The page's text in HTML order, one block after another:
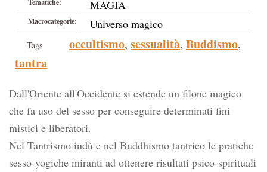
Tematiche: MAGIA
Macrocategorie: Universo magico
Tags occultismo, sessualità, Buddismo,
tantra
Dall'Oriente all'Occidente si estende un filone magico
che fa uso del sesso per conseguire determinati fini
mistici e liberatori.
Nel Tantrismo indù e nel Buddhismo tantrico le pratiche
sesso-yogiche miranti ad ottenere risultati psico-spirituali